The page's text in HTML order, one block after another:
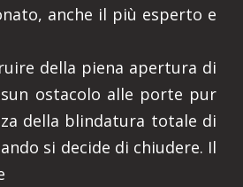
anche il più esperto e
della piena apertura di
ostacolo alle porte pur
della blindatura totale di
si decide di chiudere. Il